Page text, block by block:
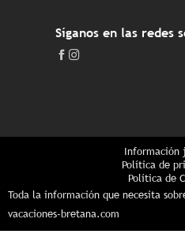
Síganos en las redes
Información
Política de
Política de
Toda la información que necesita
vacaciones-bretana.com